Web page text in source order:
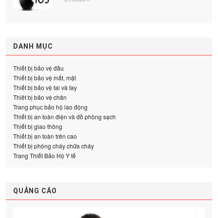
DANH MỤC
Thiết bị bảo vệ đầu
Thiết bị bảo vệ mắt, mặt
Thiết bị bảo vệ tai và tay
Thiêt bị bảo vệ chân
Trang phục bảo hộ lao động
Thiết bị an toàn điện và đồ phòng sạch
Thiết bị giao thông
Thiết bị an toàn trên cao
Thiết bị phòng cháy chữa cháy
Trang Thiết Bảo Hộ Y tế
QUẢNG CÁO